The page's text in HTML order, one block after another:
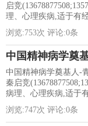
启竞
理、心理疾病,适于有
浏览:753次 评论:0条
中国精神病学奠
中国精神病学奠基人-
秦启竞
病理、心理疾病,适于
浏览:747次 评论:0条